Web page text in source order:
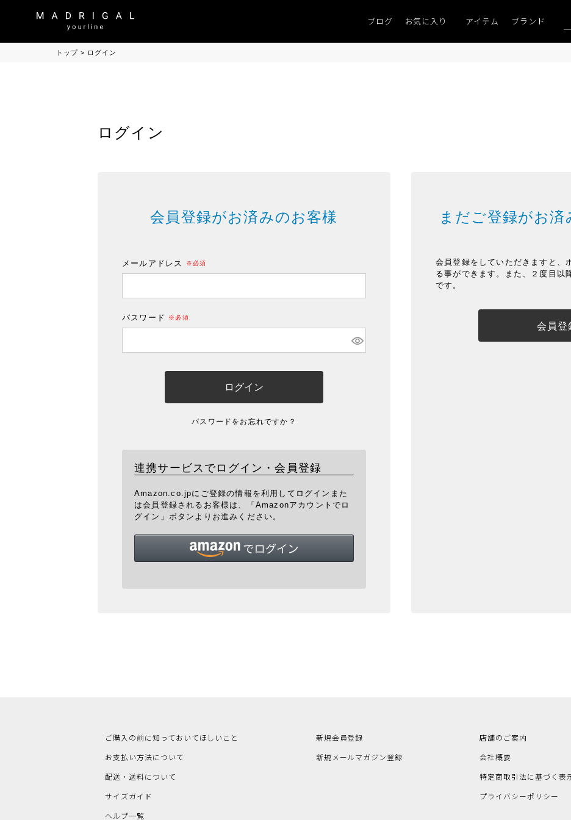
ブログ お気に入り アイテム ブランド
トップ ログイン
ログイン
会員登録がお済みのお客様
メールアドレス
(必須)
パスワード
(必須)
ログイン
パスワードをお忘れですか？
連携サービスでログイン・会員登録
Amazon.co.jpにご登録の情報を利用してログインまた
は会員登録されるお客様は、「Amazonアカウントでロ
グイン」ボタンよりお進みください。
まだご登録がお
会員登録をしていただきますと、
る事ができます。また、２度目以
です。
会員登
ご購入の前に知っておいてほしいこと
お支払い方法について
配送・送料について
サイズガイド
ヘルプ一覧
新規会員登録
新規メールマガジン登録
店舗のご案内
会社概要
特定商取引法に基づく表
プライバシーポリシー